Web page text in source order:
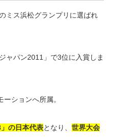
ミス浜松グランプリに選ばれ
ャパン2011」で3位に入賞しま
ションへ所属。
の日本代表となり、 世界大会